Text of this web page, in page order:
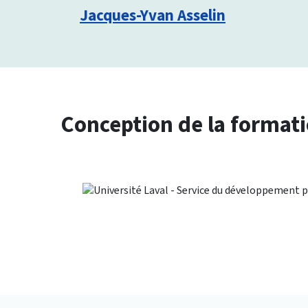
Jacques-Yvan Asselin
Conception de la